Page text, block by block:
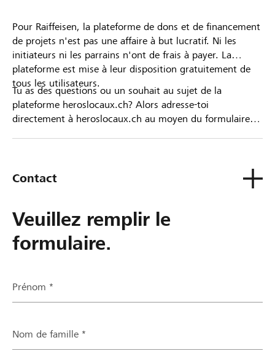
Pour Raiffeisen, la plateforme de dons et de financement
de projets n'est pas une affaire à but lucratif. Ni les
initiateurs ni les parrains n'ont de frais à payer. La
plateforme est mise à leur disposition gratuitement de
tous les utilisateurs.
Tu as des questions ou un souhait au sujet de la
plateforme heroslocaux.ch? Alors adresse-toi
directement à heroslocaux.ch au moyen du formulaire
Contact
Veuillez remplir le
formulaire.
Prénom *
Nom de famille *